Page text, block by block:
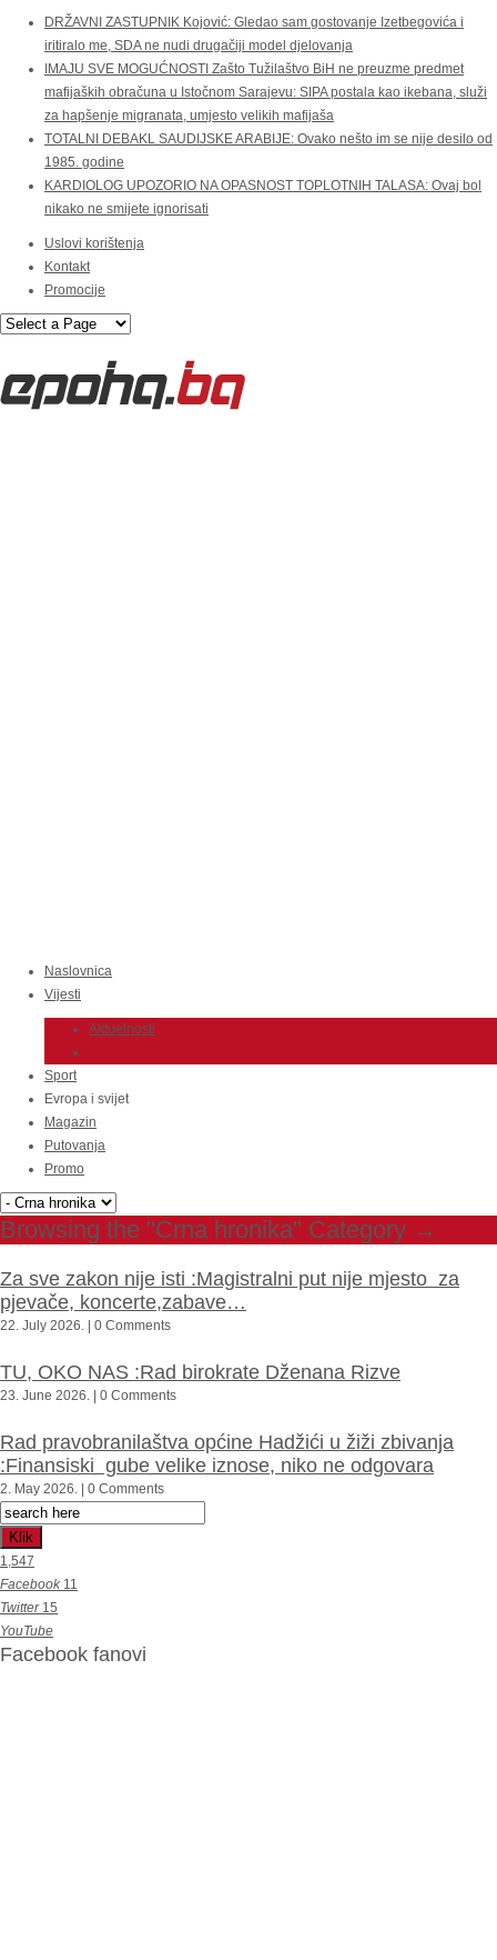
DRŽAVNI ZASTUPNIK Kojović: Gledao sam gostovanje Izetbegovića i
iritiralo me, SDA ne nudi drugačiji model djelovanja
IMAJU SVE MOGUĆNOSTI Zašto Tužilaštvo BiH ne preuzme predmet
mafijaških obračuna u Istočnom Sarajevu: SIPA postala kao ikebana, služi
za hapšenje migranata, umjesto velikih mafijaša
TOTALNI DEBAKL SAUDIJSKE ARABIJE: Ovako nešto im se nije desilo od
1985. godine
KARDIOLOG UPOZORIO NA OPASNOST TOPLOTNIH TALASA: Ovaj bol
nikako ne smijete ignorisati
Uslovi korištenja
Kontakt
Promocije
Naslovnica
Vijesti
Aktuelnosti
Sport
Evropa i svijet
Magazin
Putovanja
Promo
Browsing the "Crna hronika" Category →
Za sve zakon nije isti :Magistralni put nije mjesto za
pjevače, koncerte,zabave…
22. July 2026. | 0 Comments
TU, OKO NAS :Rad birokrate Dženana Rizve
23. June 2026. | 0 Comments
Rad pravobranilaštva općine Hadžići u žiži zbivanja
:Finansiski gube velike iznose, niko ne odgovara
2. May 2026. | 0 Comments
Klik
1,547
Facebook 11
Twitter 15
YouTube
Facebook fanovi